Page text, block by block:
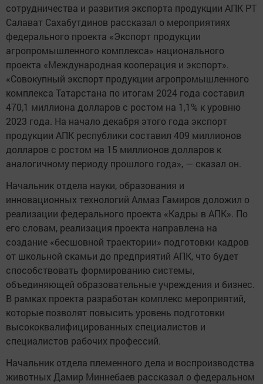
сотрудничества и развития экспорта продукции АПК РТ
Салават Сахабутдинов рассказал о мероприятиях
федерального проекта «Экспорт продукции
агропромышленного комплекса» национального
проекта «Международная кооперация и экспорт».
«Совокупный экспорт продукции агропромышленного
комплекса Татарстана по итогам 2024 года составил
470,1 миллиона долларов с ростом на 1,1% к уровню
2023 года. На начало декабря этого года экспорт
продукции АПК республики составил 409 миллионов
долларов с ростом на 15 миллионов долларов к
аналогичному периоду прошлого года», — сказал он.
Начальник отдела науки, образования и
инновационных технологий Алмаз Гамиров доложил о
реализации федерального проекта «Кадры в АПК». По
его словам, реализация проекта направлена на
создание «бесшовной траектории» подготовки кадров
от школьной скамьи до предприятий АПК, что будет
способствовать формированию системы,
объединяющей образовательные учреждения и бизнес.
В рамках проекта разработан комплекс мероприятий,
которые позволят повысить уровень подготовки
высококвалифицированных специалистов и
специалистов рабочих профессий.
Начальник отдела племенного дела и воспроизводства
животных Дамир Миннебаев рассказал о федеральном